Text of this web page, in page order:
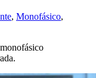
, Monofásico,